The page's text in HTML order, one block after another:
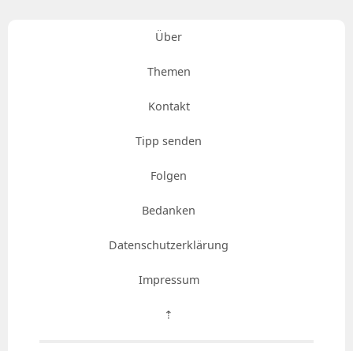
Über
Themen
Kontakt
Tipp senden
Folgen
Bedanken
Datenschutzerklärung
Impressum
⇡